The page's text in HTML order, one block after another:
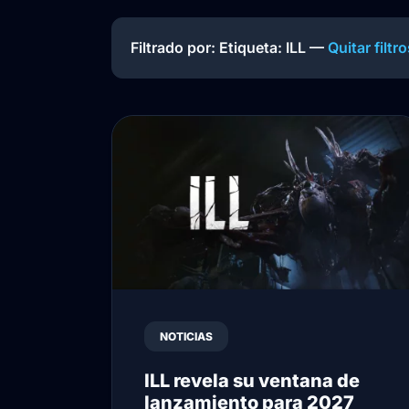
Filtrado por: Etiqueta: ILL — Quitar
NOTICIAS
ILL revela su ventana de
lanzamiento para 2027